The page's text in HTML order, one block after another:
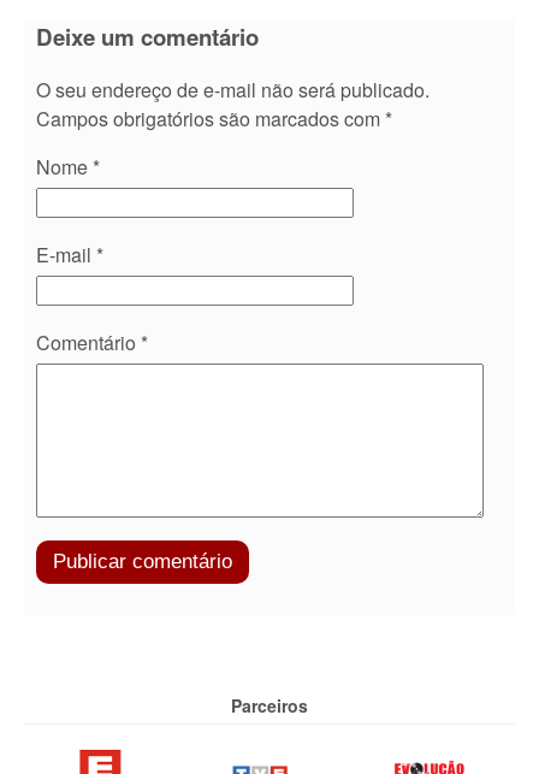
Deixe um comentário
O seu endereço de e-mail não será publicado.
Campos obrigatórios são marcados com *
Nome *
E-mail *
Comentário *
Parceiros